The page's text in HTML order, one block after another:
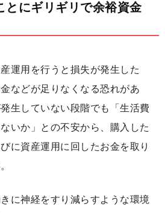
とにギリギリで余裕資金
運用を行うと損失が発生した
などが足りなくなる恐れがあ
生していない段階でも「生活費
いか」との不安から、購入した
に資産運用に回したお金を取り
に神経をすり減らすような環境